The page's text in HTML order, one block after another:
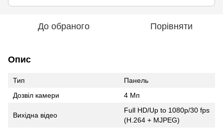
До обраного Порівняти
Опис
Тип
Панель
Дозвіл камери
4 Мп
Вихідна відео
Full HD/Up to 1080p/30 fps
(H.264 + MJPEG)